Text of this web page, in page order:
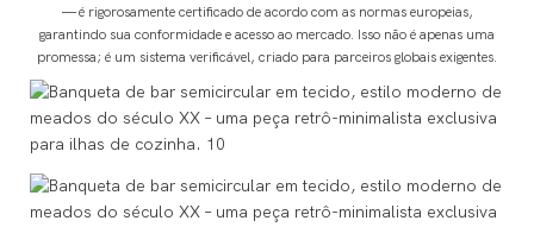
— é rigorosamente certificado de acordo com as normas europeias,
garantindo sua conformidade e acesso ao mercado. Isso não é apenas uma
promessa; é um sistema verificável, criado para parceiros globais exigentes.